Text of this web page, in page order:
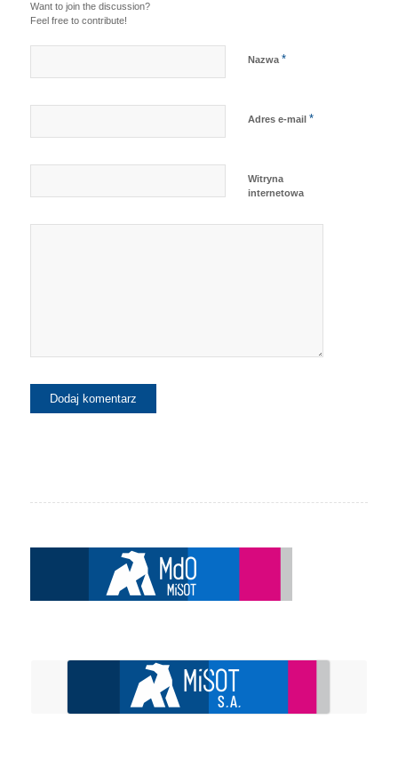
Want to join the discussion?
Feel free to contribute!
Nazwa*
Adres e-mail *
Witryna
internetowa